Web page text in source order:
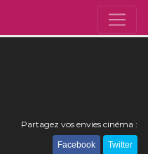
Partagez vos envies cinéma :
Facebook Twitter